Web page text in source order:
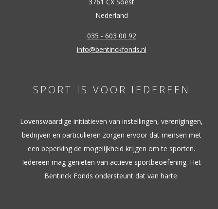
Nederland
035 - 603 00 92
info@bentinckfonds.nl
SPORT IS VOOR IEDEREEN
Lovenswaardige initiatieven van instellingen, verenigingen,
bedrijven en particulieren zorgen ervoor dat mensen met
een beperking de mogelijkheid krijgen om te sporten.
Iedereen mag genieten van actieve sportbeoefening. Het
Bentinck Fonds ondersteunt dat van harte.